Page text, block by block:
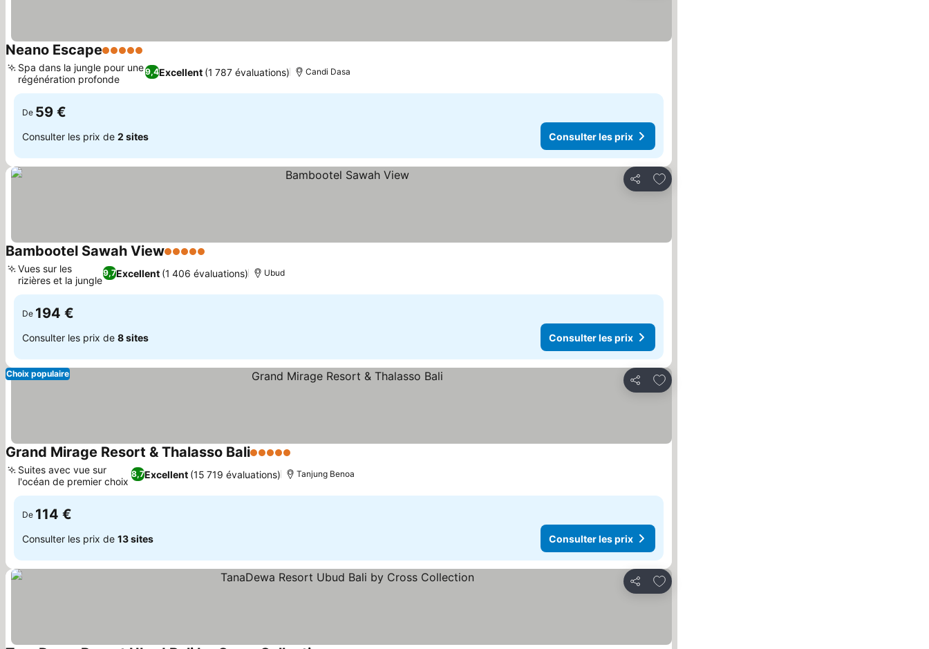
Neano Escape5 Étoiles
9,4Excellent (1 787 évaluations)
Spa dans la jungle pour une
régénération profonde
Candi Dasa
De 59 €
Consulter les prix de 2 sites Consulter les prix
Partager
Ajouter à mes favoris
Bambootel Sawah View5 Étoiles
9,7Excellent (1 406 évaluations)
Vues sur les
rizières et la jungle
Ubud
De 194 €
Consulter les prix de 8 sites Consulter les prix
Partager
Ajouter à mes favoris
Choix populaire
Grand Mirage Resort & Thalasso Bali5 Étoiles
8,7Excellent (15 719 évaluations)
Suites avec vue sur
l'océan de premier choix
Tanjung Benoa
De 114 €
Consulter les prix de 13 sites Consulter les prix
Partager
Ajouter à mes favoris